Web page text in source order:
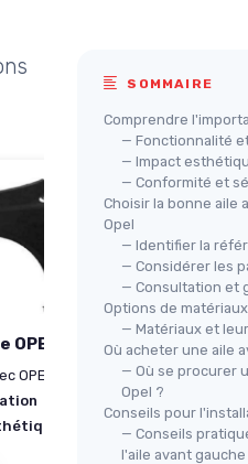
CORSA D
OPEL CORSA D, 06
du véhicule
Aile
＋
＋
＋
SOMMAIRE
Comprendre
— Fonctionnalité
— Impact
— Conformité et
Choisir la bonne aile
Opel
— Identifier la
— Considérer les
— Consultation et
Options de
— Matériaux et
Où acheter une aile
— Où se procurer
Opel ?
Conseils pour
— Conseils
l'aile avant gauche